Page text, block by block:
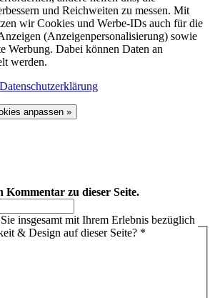
und Reichweiten zu messen. Mit
wir Cookies und Werbe-IDs auch für die
(Anzeigenpersonalisierung) sowie
Werbung. Dabei können Daten an
werden.
Datenschutzerklärung
anpassen »
Kommentar zu dieser Seite.
insgesamt mit Ihrem Erlebnis bezüglich
& Design auf dieser Seite? *